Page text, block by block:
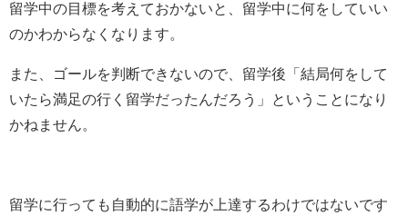
留学中の目標を考えておかないと、留学中に何をしていい
のかわからなくなります。
また、ゴールを判断できないので、留学後「結局何をして
いたら満足の行く留学だったんだろう」ということになり
かねません。
留学に行っても自動的に語学が上達するわけではないです